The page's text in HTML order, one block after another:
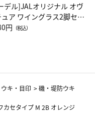
デル]JALオリジナル オヴ
ュア ワイングラス2脚セッ
ッドワイン）
円 （税込）
ウキ・目印 >磯・堤防ウキ
カセタイプ M 2B オレンジ